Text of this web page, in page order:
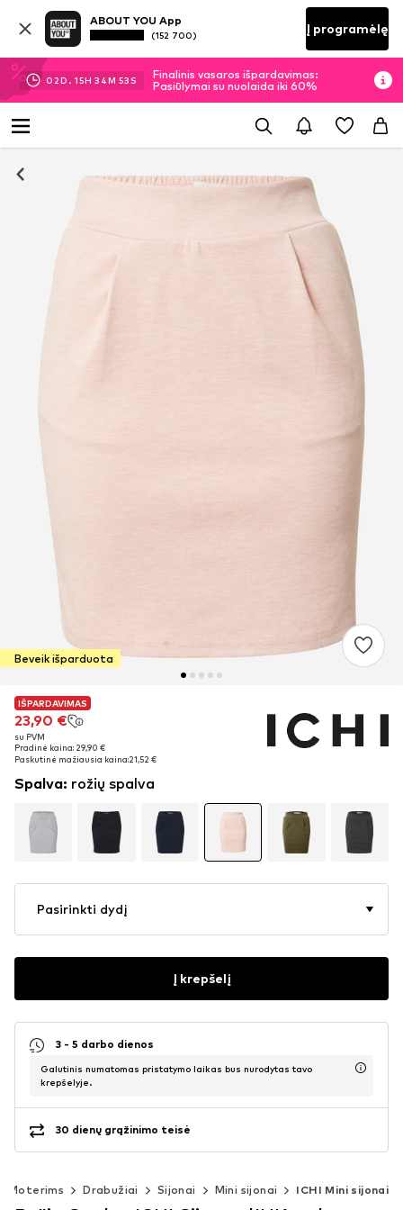
ABOUT YOU App
(152 700) Į programėlę
02D. 15H 34M 52 S
Finalinis vasaros išpardavimas:
Pasiūlymai su nuolaida iki 60%
Beveik išparduota
IŠPARDAVIMAS
23,90 €
su PVM
Pradinė kaina: 29,90 €
Paskutinė mažiausia kaina:21,52 €
IŠPARDAVIMAS
23,90 €
su PVM
Pradinė kaina: 29,90 €
Paskutinė mažiausia kaina:21,52 €
Spalva: rožių spalva
Pasirinkti dydį
Į krepšelį
3 - 5 darbo dienos
Galutinis numatomas pristatymo laikas bus nurodytas tavo
krepšelyje.
30 dienų grąžinimo teisė
Moterims Drabužiai Sijonai Mini sijonai ICHI Mini sijonai